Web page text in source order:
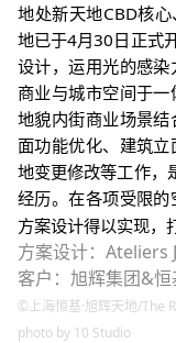
地处新天地CBD核心
地已于4月30日正式
设计，运用光的感染
商业与城市空间于
地貌内街商业场景
面功能优化、建筑
地变更修改等工作，
经历。在各项受限
方案设计得以实现，
方案设计： Ateliers
客户：旭辉集团&恒
©上海恒基·旭辉天地/The
photo by 10 Studio